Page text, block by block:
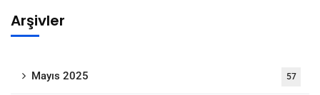
Arşivler
Mayıs 2025 57